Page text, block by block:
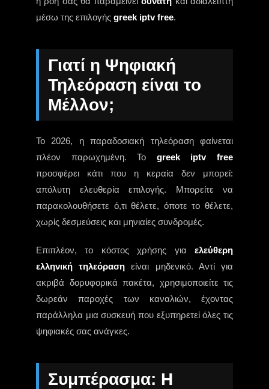
μέσω της επιλογής greek iptv free.
Γιατί η Ψηφιακή
Τηλεόραση είναι το
Μέλλον;
Το 2026, η παραδοσιακή τηλεόραση φαίνεται
πλέον παρωχημένη. Το greek iptv free
προσφέρει κάτι που η κεραία δεν μπορεί:
απόλυτη ελευθερία επιλογής. Μπορείτε να
παρακολουθήσετε ό,τι θέλετε, όποτε το θέλετε,
χωρίς δεσμεύσεις και μηνιαίες συνδρομές.
Επιπλέον, το κόστος χρήσης για ελεύθερη
ελληνική τηλεόραση είναι μηδενικό. Αντί για
ακριβά δορυφορικά πακέτα, χρησιμοποιείτε τις
δωρεάν παροχές των καναλιών, έχοντας
παράλληλα μια συσκευή που εξυπηρετεί όλες τις
ψηφιακές σας ανάγκες.
Συμπέρασμα: Η